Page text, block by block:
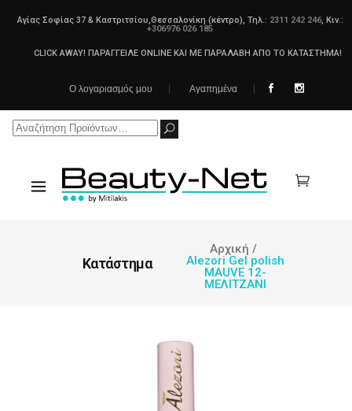
Αγίας Σοφίας 37 & Καστριτσίου,Θεσσαλονίκη (κέντρο), Τηλ.: 2311 242 246, Κιν.:
+306976 026 185
CLICK AWAY! ΠΑΡΑΓΓΕΙΛΕ ONLINE ΚΑΙ ΜΕ ΠΑΡΑΛΑΒΗ ΑΠΟ ΤΟ ΚΑΤΑΣΤΗΜΑ!
Ο λογαριασμός μου Αγαπημένα
Search
Κατάστημα
Αρχική /
Alezori Gel polish
MAUVE 12-
ΜΕΛΙΤΖΑΝΙ